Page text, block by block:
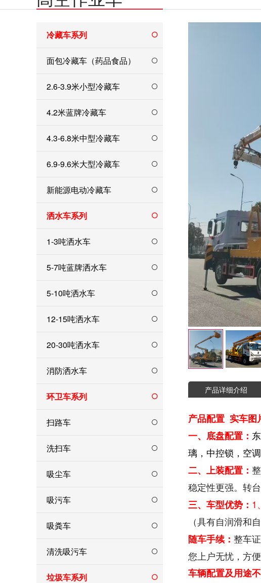
冷藏车系列
面包冷藏车（药品食品）
2.6-3.9米小型冷藏车
4.2米蓝牌冷藏车
4.3-6.8米中型冷藏车
6.9-9.6米大型冷藏车
新能源电动冷藏车
洒水车系列
1-3吨洒水车
5-7吨蓝牌洒水车
5-10吨洒水车
12-15吨洒水车
20-30吨洒水车
消防洒水车
环卫车系列
扫路车
洗扫车
吸尘车
吸污车
吸粪车
清洗吸污车
垃圾车系列
产品详细介绍
产品配置 实车图
一、底盘配置：
璃，中控锁，空
二、上装配置：
稳定性更强。 转
三、车型优势： 1、
（具有自润滑和
随车手续： 整车
您上户无忧，方便
车辆配置及用途